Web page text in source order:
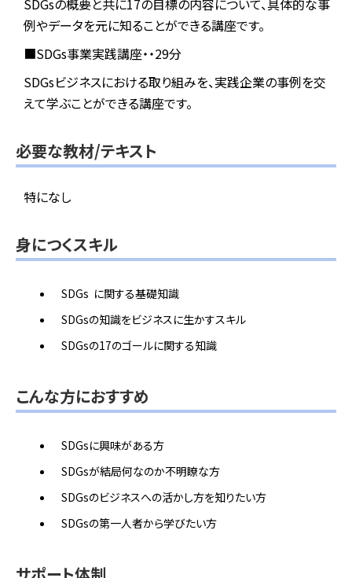
SDGsの概要と共に17の目標の内容について、具体的な事
例やデータを元に知ることができる講座です。
■SDGs事業実践講座・・29分
SDGsビジネスにおける取り組みを、実践企業の事例を交
えて学ぶことができる講座です。
必要な教材/テキスト
特になし
身につくスキル
SDGs に関する基礎知識
SDGsの知識をビジネスに生かすスキル
SDGsの17のゴールに関する知識
こんな方におすすめ
SDGsに興味がある方
SDGsが結局何なのか不明瞭な方
SDGsのビジネスへの活かし方を知りたい方
SDGsの第一人者から学びたい方